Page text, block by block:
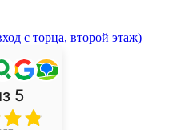
с торца, второй этаж)
5